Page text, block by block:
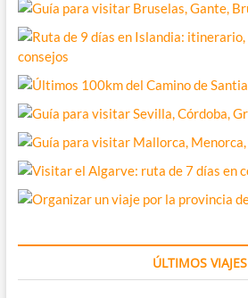
ÚLTIMOS VIAJES